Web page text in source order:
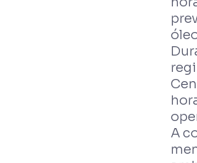
A